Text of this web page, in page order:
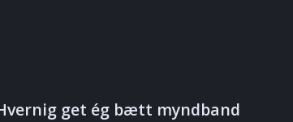
get ég bætt myndband